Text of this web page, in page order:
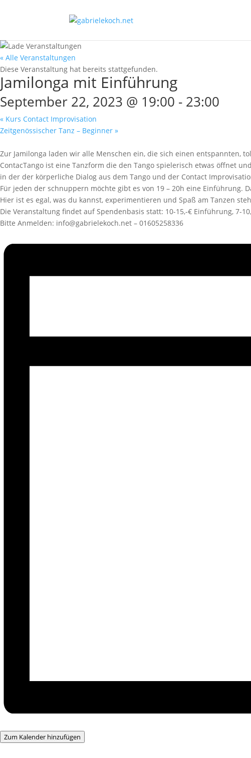
« Alle Veranstaltungen
Diese Veranstaltung hat bereits stattgefunden.
Jamilonga mit Einführung
September 22, 2023 @ 19:00 - 23:00
« Kurs Contact Improvisation
Zeitgenössischer Tanz – Beginner »
Zur Jamilonga laden wir alle Menschen ein, die sich einen entspannten,
ContacTango ist eine Tanzform die den Tango spielerisch etwas öffnet
in der der körperliche Dialog aus dem Tango und der Contact
Für jeden der schnuppern möchte gibt es von 19 – 20h eine Einführung.
Hier ist es egal, was du kannst, experimentieren und Spaß am Tanzen
Die Veranstaltung findet auf Spendenbasis statt: 10-15,-€ Einführung, 7-
Bitte Anmelden: info@gabrielekoch.net – 01605258336
Zum Kalender hinzufügen